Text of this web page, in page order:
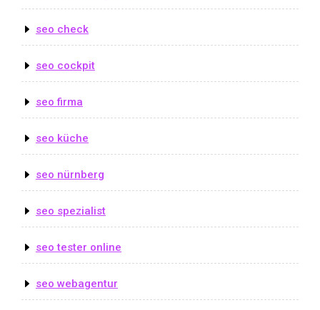
seo check
seo cockpit
seo firma
seo küche
seo nürnberg
seo spezialist
seo tester online
seo webagentur